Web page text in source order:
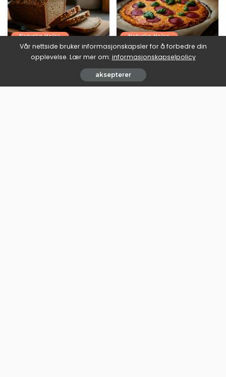
Naturlig Helse
Ketobrød oppskrift: brødet
som faktisk holder seg
June 30, 2026
Naturlig Helse
Lavkarbo pizza oppskrift:
fredagspizza uten karbo-
angeren
June 30, 2026
Vår nettside bruker informasjonskapsler for å forbedre din
opplevelse. Lær mer om: informasjonskapselpolicy
aksepterer